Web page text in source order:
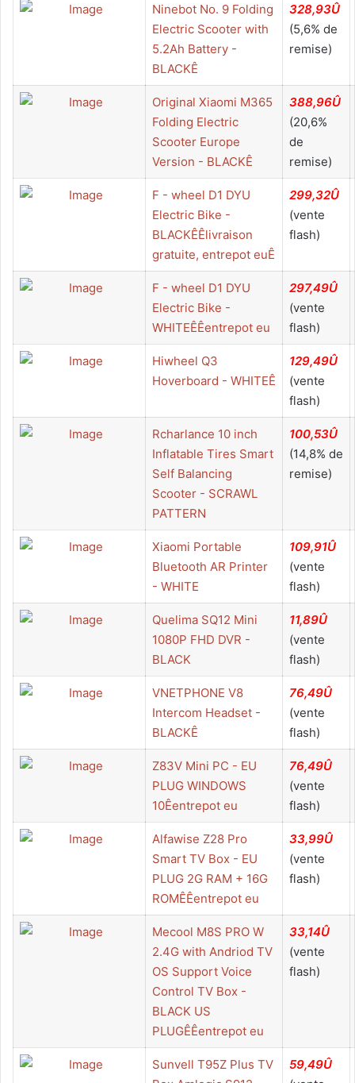
Ninebot No. 9 Folding
Electric Scooter with
5.2Ah Battery -
BLACKÊ
328,93Û
(5,6% de
remise)
Original Xiaomi M365
Folding Electric
Scooter Europe
Version - BLACKÊ
388,96Û
(20,6%
de
remise)
F - wheel D1 DYU
Electric Bike -
BLACKÊÊlivraison
gratuite, entrepot euÊ
299,32Û
(vente
flash)
F - wheel D1 DYU
Electric Bike -
WHITEÊÊentrepot eu
297,49Û
(vente
flash)
Hiwheel Q3
Hoverboard - WHITEÊ
129,49Û
(vente
flash)
Rcharlance 10 inch
Inflatable Tires Smart
Self Balancing
Scooter - SCRAWL
PATTERN
100,53Û
(14,8% de
remise)
Xiaomi Portable
Bluetooth AR Printer
- WHITE
109,91Û
(vente
flash)
Quelima SQ12 Mini
1080P FHD DVR -
BLACK
11,89Û
(vente
flash)
VNETPHONE V8
Intercom Headset -
BLACKÊ
76,49Û
(vente
flash)
Z83V Mini PC - EU
PLUG WINDOWS
10Êentrepot eu
76,49Û
(vente
flash)
Alfawise Z28 Pro
Smart TV Box - EU
PLUG 2G RAM + 16G
ROMÊÊentrepot eu
33,99Û
(vente
flash)
Mecool M8S PRO W
2.4G with Andriod TV
OS Support Voice
Control TV Box -
BLACK US
PLUGÊÊentrepot eu
33,14Û
(vente
flash)
Sunvell T95Z Plus TV
59,49Û